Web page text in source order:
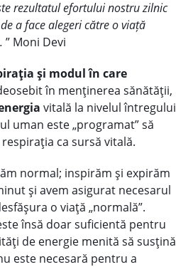
rezultatul efortului nostru zilnic
a face alegeri către o viață
” Moni Devi
și modul în care
în menținerea sănătății,
vitală la nivelul întregului
uman este „programat” să
ca sursă vitală.
normal; inspirăm și expirăm
și avem asigurat necesarul
o viață „normală”.
însă doar suficientă pentru
de energie menită să susțină
este necesară pentru a